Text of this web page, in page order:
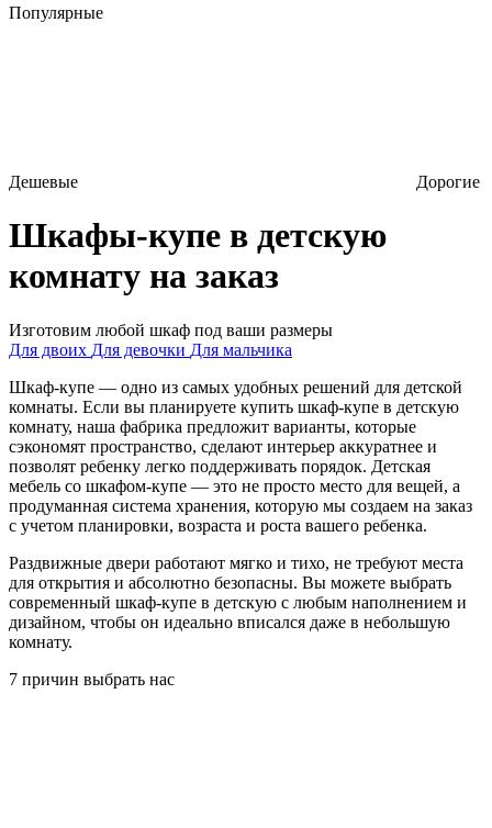
Популярные
Дешевые Дорогие
Шкафы-купе в детскую
комнату на заказ
Изготовим любой шкаф под ваши размеры
Для двоих Для девочки Для мальчика
Шкаф-купе — одно из самых удобных решений для детской
комнаты. Если вы планируете купить шкаф-купе в детскую
комнату, наша фабрика предложит варианты, которые
сэкономят пространство, сделают интерьер аккуратнее и
позволят ребенку легко поддерживать порядок. Детская
мебель со шкафом-купе — это не просто место для вещей, а
продуманная система хранения, которую мы создаем на заказ
с учетом планировки, возраста и роста вашего ребенка.
Раздвижные двери работают мягко и тихо, не требуют места
для открытия и абсолютно безопасны. Вы можете выбрать
современный шкаф-купе в детскую с любым наполнением и
дизайном, чтобы он идеально вписался даже в небольшую
комнату.
7 причин выбрать нас